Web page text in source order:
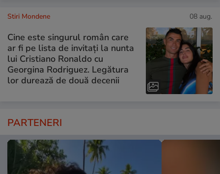
Stiri Mondene 08 aug.
Cine este singurul român care
ar fi pe lista de invitați la nunta
lui Cristiano Ronaldo cu
Georgina Rodriguez. Legătura
lor durează de două decenii
PARTENERI